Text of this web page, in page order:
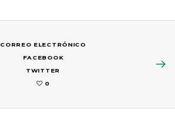
CORREO ELECTRÓNICO
FACEBOOK
TWITTER
0